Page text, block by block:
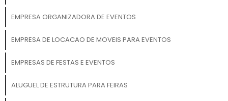
resistentes, nossos painéis
tanto em ambientes
resistindo a diferentes
garantindo sua
EMPRESA ORGANIZADORA DE EVENTOS
EMPRESA DE LOCACAO DE MOVEIS PARA EVENTOS
EMPRESAS DE FESTAS E EVENTOS
ALUGUEL DE ESTRUTURA PARA FEIRAS